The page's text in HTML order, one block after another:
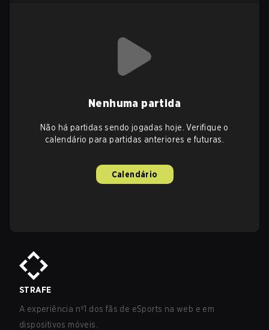
Nenhuma partida
Não há partidas sendo jogadas hoje. Verifique o
calendário para partidas anteriores e futuras.
Calendário
STRAFE
A experiência nº1 dos fãs de eSports na web e em
dispositivos móveis.